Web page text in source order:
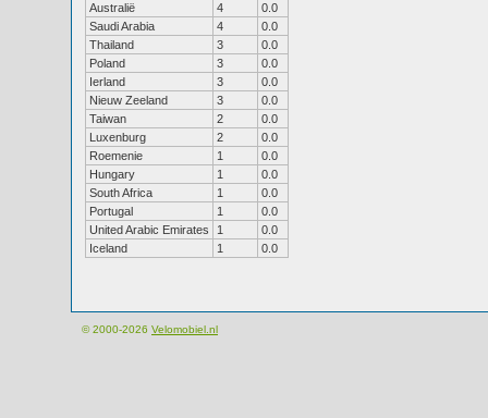
Australië
4
0.0
Saudi Arabia
4
0.0
Thailand
3
0.0
Poland
3
0.0
Ierland
3
0.0
Nieuw Zeeland
3
0.0
Taiwan
2
0.0
Luxenburg
2
0.0
Roemenie
1
0.0
Hungary
1
0.0
South Africa
1
0.0
Portugal
1
0.0
United Arabic Emirates
1
0.0
Iceland
1 0.0
© 2000-2026 Velomobiel.nl